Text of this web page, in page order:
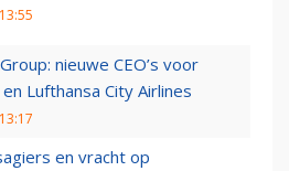
nieuwe CEO’s voor
Lufthansa City Airlines
en vracht op